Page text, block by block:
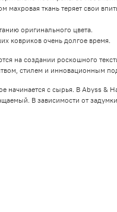
ткань теряет свои
оригинального цвета.
ковриков очень долгое время.
на создании роскошного
стилем и инновационным
начинается с сырья. В Abyss
В зависимости от